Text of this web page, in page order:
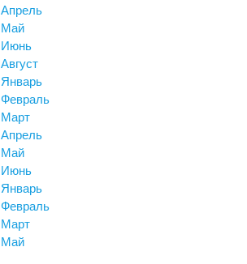
Май
Июнь
Март
Май
Июнь
Март
Май